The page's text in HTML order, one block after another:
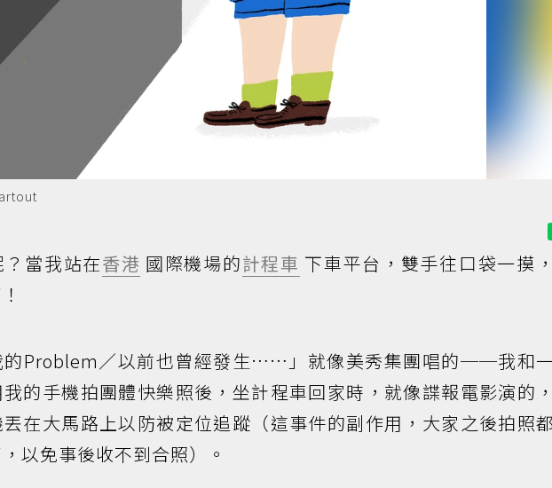
當我站在香港 國際機場的計程車 下車平台，雙手往口袋一摸
的Problem／以前也曾經發生……」就像美秀集團唱的──我和
的手機拍團體快樂照後，坐計程車回家時，就像諜報電影演的
在大馬路上以防被定位追蹤（這事件的副作用，大家之後拍照
以免事後收不到合照）。